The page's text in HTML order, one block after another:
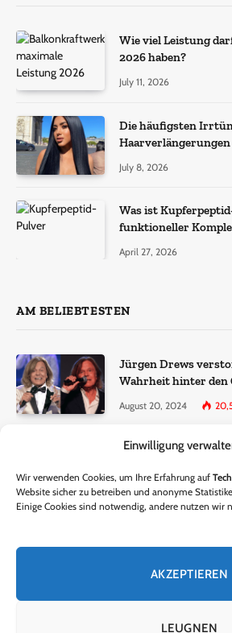
Einwilligung
Wir verwenden Cookies, um Ihre Erfahrung auf
Website sicher zu betreiben und anonyme
Einige Cookies sind notwendig, andere nutzen wir
AKZEPTIEREN
LEUGNEN
Wie viel Leistung
2026 haben?
July 11, 2026
Die häufigsten
Haarverlängerungen
July 8, 2026
Was ist
funktioneller
April 27, 2026
AM BELIEBTESTEN
Jürgen Drews
Wahrheit hinter den
August 20, 2024
Ralf Dammasch
June 26, 2024
hinter den
October 5, 2024